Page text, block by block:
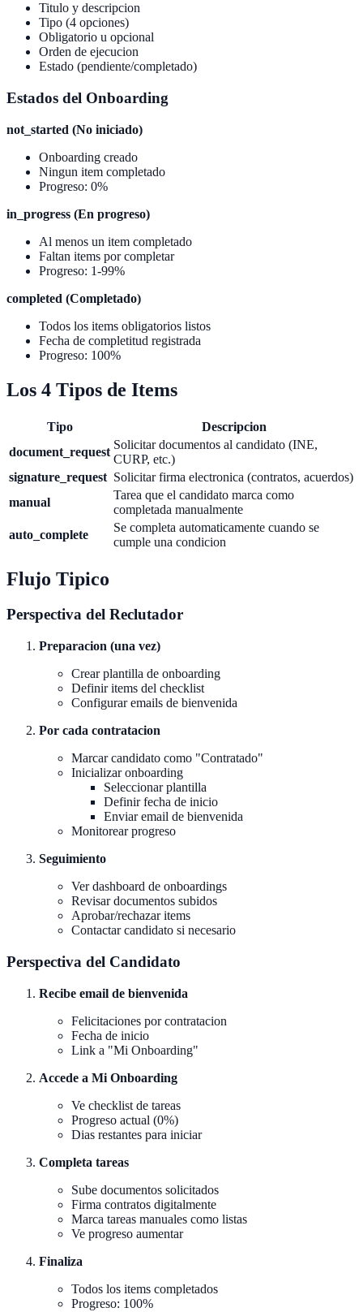
Titulo y descripcion
Tipo (4 opciones)
Obligatorio u opcional
Orden de ejecucion
Estado (pendiente/completado)
Estados del Onboarding
not_started (No iniciado)
Onboarding creado
Ningun item completado
Progreso: 0%
in_progress (En progreso)
Al menos un item completado
Faltan items por completar
Progreso: 1-99%
completed (Completado)
Todos los items obligatorios listos
Fecha de completitud registrada
Progreso: 100%
Los 4 Tipos de Items
Tipo
Descripcion
document_request
Solicitar documentos al candidato (INE,
CURP, etc.)
signature_request Solicitar firma electronica (contratos, acuerdos)
manual
Tarea que el candidato marca como
completada manualmente
auto_complete
Se completa automaticamente cuando se
cumple una condicion
Flujo Tipico
Perspectiva del Reclutador
Preparacion (una vez)
Crear plantilla de onboarding
Definir items del checklist
Configurar emails de bienvenida
Por cada contratacion
Marcar candidato como "Contratado"
Inicializar onboarding
Seleccionar plantilla
Definir fecha de inicio
Enviar email de bienvenida
Monitorear progreso
Seguimiento
Ver dashboard de onboardings
Revisar documentos subidos
Aprobar/rechazar items
Contactar candidato si necesario
Perspectiva del Candidato
Recibe email de bienvenida
Felicitaciones por contratacion
Fecha de inicio
Link a "Mi Onboarding"
Accede a Mi Onboarding
Ve checklist de tareas
Progreso actual (0%)
Dias restantes para iniciar
Completa tareas
Sube documentos solicitados
Firma contratos digitalmente
Marca tareas manuales como listas
Ve progreso aumentar
Finaliza
Todos los items completados
Progreso: 100%